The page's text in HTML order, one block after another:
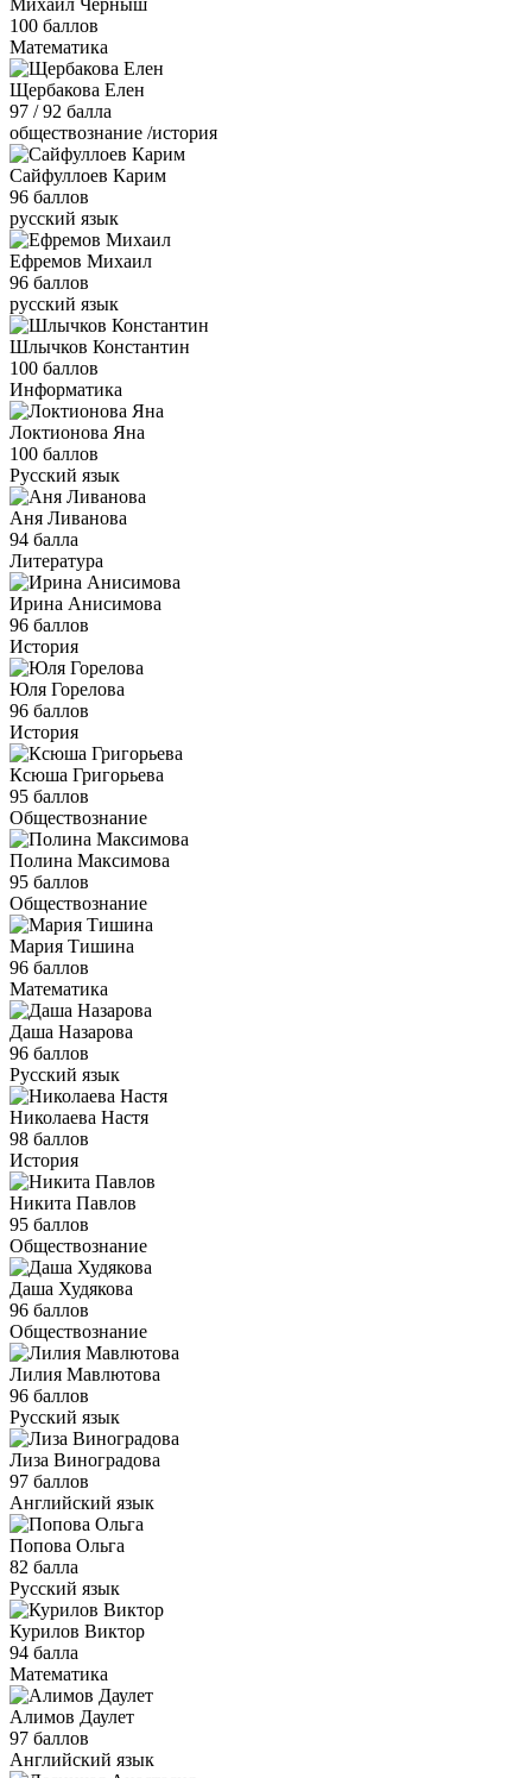
Михаил Черныш
100 баллов
Математика
Щербакова Елен
97 / 92 балла
обществознание /история
Сайфуллоев Карим
96 баллов
русский язык
Ефремов Михаил
96 баллов
русский язык
Шлычков Константин
100 баллов
Информатика
Локтионова Яна
100 баллов
Русский язык
Аня Ливанова
94 балла
Литература
Ирина Анисимова
96 баллов
История
Юля Горелова
96 баллов
История
Ксюша Григорьева
95 баллов
Обществознание
Полина Максимова
95 баллов
Обществознание
Мария Тишина
96 баллов
Математика
Даша Назарова
96 баллов
Русский язык
Николаева Настя
98 баллов
История
Никита Павлов
95 баллов
Обществознание
Даша Худякова
96 баллов
Обществознание
Лилия Мавлютова
96 баллов
Русский язык
Лиза Виноградова
97 баллов
Английский язык
Попова Ольга
82 балла
Русский язык
Курилов Виктор
94 балла
Математика
Алимов Даулет
97 баллов
Английский язык